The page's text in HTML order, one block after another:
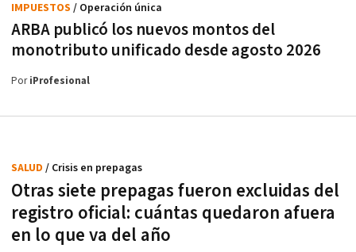
ARBA publicó los nuevos montos del
monotributo unificado desde agosto 2026
IMPUESTOS / Operación única
PoriProfesional
Otras siete prepagas fueron excluidas del
registro oficial: cuántas quedaron afuera
en lo que va del año
SALUD / Crisis en prepagas